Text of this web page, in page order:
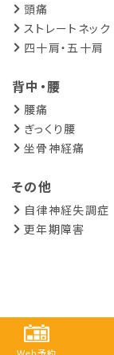
頭痛
ストレートネック
四十肩・五十肩
背中・腰
腰痛
ぎっくり腰
坐骨神経痛
その他
自律神経失調症
更年期障害